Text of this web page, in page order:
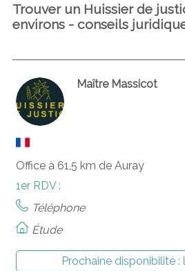
Trouver un Huissier de
environs - conseils
Maître Massicot
Office à 61,5 km de Auray
1er RDV :
Téléphone
Étude
Prochaine disponibilité :